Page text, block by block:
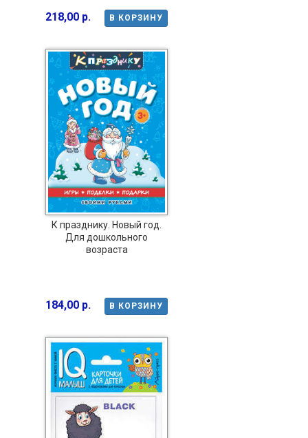
В КОРЗИНУ
218,00 р.
К празднику. Новый год.
Для дошкольного
возраста
В КОРЗИНУ
184,00 р.